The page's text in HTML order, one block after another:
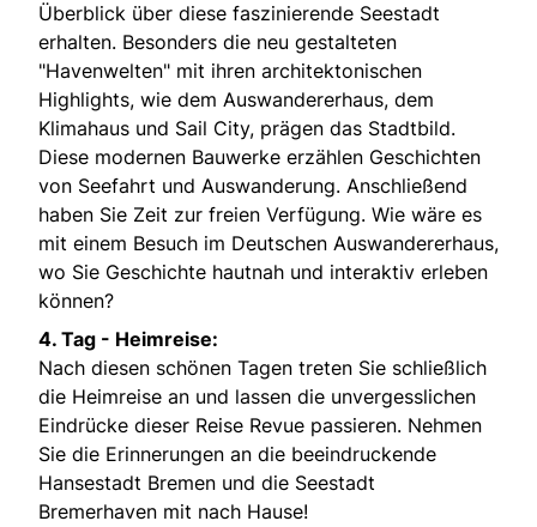
Überblick über diese faszinierende Seestadt
erhalten. Besonders die neu gestalteten
"Havenwelten" mit ihren architektonischen
Highlights, wie dem Auswandererhaus, dem
Klimahaus und Sail City, prägen das Stadtbild.
Diese modernen Bauwerke erzählen Geschichten
von Seefahrt und Auswanderung. Anschließend
haben Sie Zeit zur freien Verfügung. Wie wäre es
mit einem Besuch im Deutschen Auswandererhaus,
wo Sie Geschichte hautnah und interaktiv erleben
können?
4. Tag - Heimreise:
Nach diesen schönen Tagen treten Sie schließlich
die Heimreise an und lassen die unvergesslichen
Eindrücke dieser Reise Revue passieren. Nehmen
Sie die Erinnerungen an die beeindruckende
Hansestadt Bremen und die Seestadt
Bremerhaven mit nach Hause!